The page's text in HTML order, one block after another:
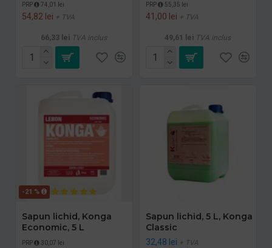
PRP 74,01 lei
54,82 lei + TVA
66,33 lei TVA inclus
PRP 55,35 lei
41,00 lei + TVA
49,61 lei TVA inclus
-21 %
Sapun lichid, Konga
Economic, 5 L
PRP 30,07 lei
Sapun lichid, 5 L, Konga
Classic
32,48 lei + TVA